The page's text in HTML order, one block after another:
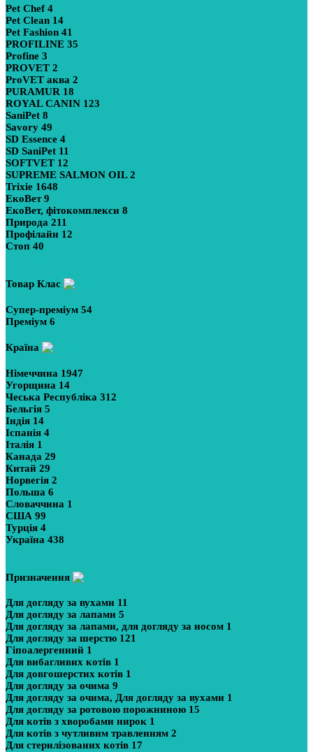
Pet Chef 4
Pet Clean 14
Pet Fashion 41
PROFILINE 35
Profine 3
PROVET 2
ProVET аква 2
PURAMUR 18
ROYAL CANIN 123
SaniPet 8
Savory 49
SD Essence 4
SD SaniPet 11
SOFTVET 12
SUPREME SALMON OIL2
Trixie 1648
ЕкоВет9
ЕкоВет, фітокомплекси 8
Природа 211
Профілайн 12
Стоп 40
Товар Клас
Супер-преміум 54
Преміум 6
Країна
Німеччина 1947
Угорщина 14
Чеська Республіка 312
Бельгія 5
Індія 14
Іспанія 4
Італія 1
Канада 29
Китай 29
Норвегія 2
Польша 6
Словаччина 1
США 99
Турція 4
Україна 438
Призначення
Для догляду за вухами 11
Для догляду за лапами 5
Для догляду за лапами, для догляду за носом 1
Для догляду за шерстю 121
Гіпоалергенний 1
Для вибагливих котів 1
Для довгошерстих котів 1
Для догляду за очима 9
Для догляду за очима, Для догляду за вухами 1
Для догляду за ротовою порожниною 15
Для котів з хворобами нирок 1
Для котів з чутливим травленням 2
Для стерилізованих котів 17